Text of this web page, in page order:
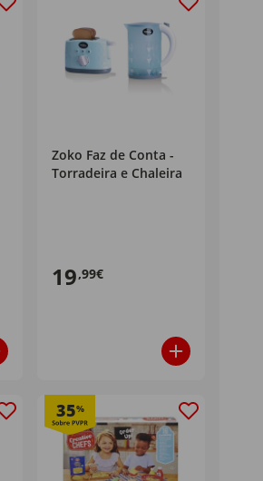
Zoko Faz de Conta -
Torradeira e Chaleira
19,99€
35%